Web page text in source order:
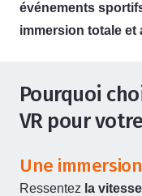
événements
immersion totale et
Pourquoi
VR pour
Une
Ressentez la